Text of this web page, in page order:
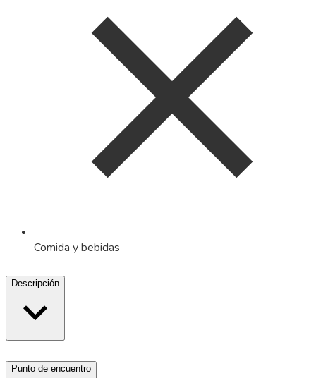
Comida y bebidas
Descripción
Punto de encuentro